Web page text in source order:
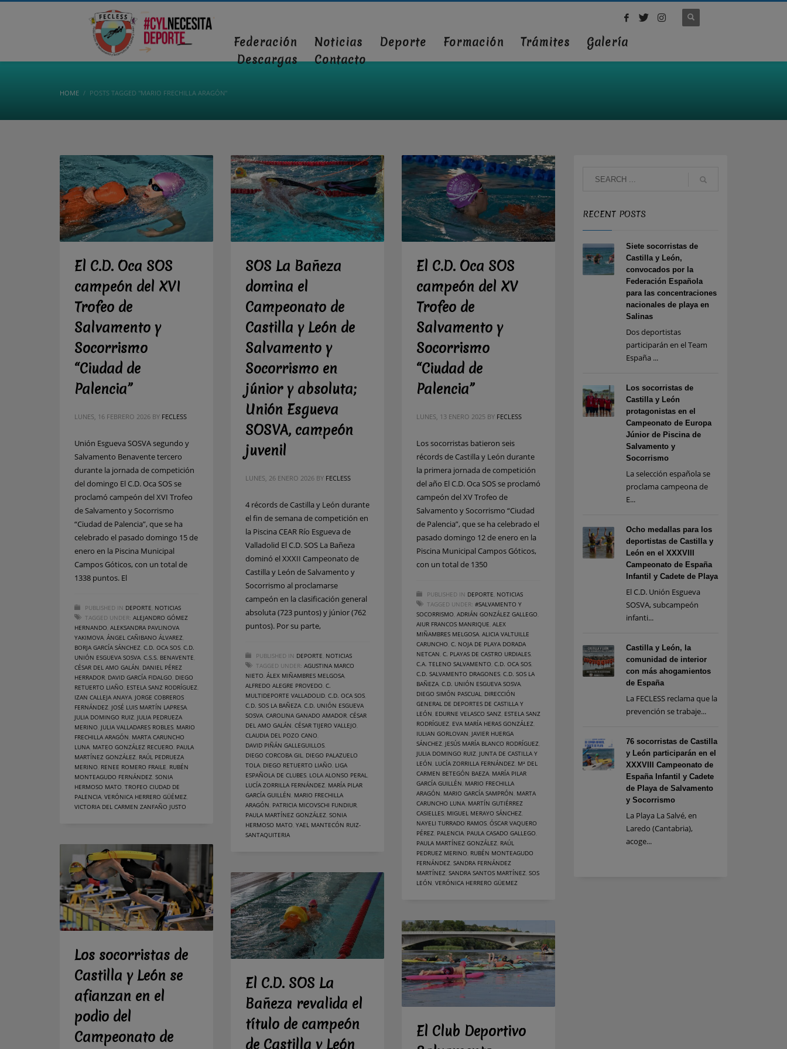
Federación Noticias Deporte Formación Trámites
Galería
Descargas
Contacto
HOME POSTS TAGGED "MARIO FRECHILLA ARAGÓN"
El C.D. Oca SOS
campeón del XVI
Trofeo de
Salvamento y
Socorrismo
“Ciudad de
Palencia”
LUNES, 16 FEBRERO 2026 BY FECLESS
Unión Esgueva SOSVA segundo y
Salvamento Benavente tercero
durante la jornada de competición
del domingo El C.D. Oca SOS se
proclamó campeón del XVI Trofeo
de Salvamento y Socorrismo
“Ciudad de Palencia”, que se ha
celebrado el pasado domingo 15 de
enero en la Piscina Municipal
Campos Góticos, con un total de
1338 puntos. El
PUBLISHED IN DEPORTE, NOTICIAS
TAGGED UNDER: ALEJANDRO GÓMEZ
HERNANDO, ALEKSANDRA PAVLINOVA
YAKIMOVA, ÁNGEL CAÑIBANO ÁLVAREZ,
BORJA GARCÍA SÁNCHEZ, C.D. OCA SOS, C.D.
UNIÓN ESGUEVA SOSVA, C.S.S. BENAVENTE,
CÉSAR DEL AMO GALÁN, DANIEL PÉREZ
HERRADOR, DAVID GARCÍA FIDALGO, DIEGO
RETUERTO LIAÑO, ESTELA SANZ RODRÍGUEZ,
IZAN CALLEJA ANAYA, JORGE COBREROS
FERNÁNDEZ, JOSÉ LUIS MARTÍN LAPRESA,
JULIA DOMINGO RUIZ, JULIA PEDRUEZA
MERINO, JULIA VALLADARES ROBLES, MARIO
FRECHILLA ARAGÓN, MARTA CARUNCHO
LUNA, MATEO GONZÁLEZ RECUERO, PAULA
MARTÍNEZ GONZÁLEZ, RAÚL PEDRUEZA
MERINO, RENEE ROMERO FRAILE, RUBÉN
MONTEAGUDO FERNÁNDEZ, SONIA
HERMOSO MATO, TROFEO CIUDAD DE
PALENCIA, VERÓNICA HERRERO GÜÉMEZ,
VICTORIA DEL CARMEN ZANFAÑO JUSTO
SOS La Bañeza
domina el
Campeonato de
Castilla y León de
Salvamento y
Socorrismo en
júnior y absoluta;
Unión Esgueva
SOSVA, campeón
juvenil
LUNES, 26 ENERO 2026 BY FECLESS
4 récords de Castilla y León durante
el fin de semana de competición en
la Piscina CEAR Río Esgueva de
Valladolid El C.D. SOS La Bañeza
dominó el XXXII Campeonato de
Castilla y León de Salvamento y
Socorrismo al proclamarse
campeón en la clasificación general
absoluta (723 puntos) y júnior (762
puntos). Por su parte,
PUBLISHED IN DEPORTE, NOTICIAS
TAGGED UNDER: AGUSTINA MARCO
NIETO, ÁLEX MIÑAMBRES MELGOSA,
ALFREDO ALEGRE PROVEDO, C.
MULTIDEPORTE VALLADOLID, C.D. OCA SOS,
C.D. SOS LA BAÑEZA, C.D. UNIÓN ESGUEVA
SOSVA, CAROLINA GANADO AMADOR, CÉSAR
DEL AMO GALÁN, CÉSAR TIJERO VALLEJO,
CLAUDIA DEL POZO CANO,
DAVID PIÑÁN GALLEGUILLOS,
DIEGO CORCOBA GIL, DIEGO PALAZUELO
TOLA, DIEGO RETUERTO LIAÑO, LIGA
ESPAÑOLA DE CLUBES, LOLA ALONSO PERAL,
LUCÍA ZORRILLA FERNÁNDEZ, MARÍA PILAR
GARCÍA GUILLÉN, MARIO FRECHILLA
ARAGÓN, PATRICIA MICOVSCHI FUNDIUR,
PAULA MARTÍNEZ GONZÁLEZ, SONIA
HERMOSO MATO, YAEL MANTECÓN RUIZ-
SANTAQUITERIA
El C.D. Oca SOS
campeón del XV
Trofeo de
Salvamento y
Socorrismo
“Ciudad de
Palencia”
LUNES, 13 ENERO 2025 BY FECLESS
Los socorristas batieron seis
récords de Castilla y León durante
la primera jornada de competición
del año El C.D. Oca SOS se proclamó
campeón del XV Trofeo de
Salvamento y Socorrismo “Ciudad
de Palencia”, que se ha celebrado el
pasado domingo 12 de enero en la
Piscina Municipal Campos Góticos,
con un total de 1350
PUBLISHED IN DEPORTE, NOTICIAS
TAGGED UNDER: #SALVAMENTO Y
SOCORRISMO, ADRIÁN GONZÁLEZ GALLEGO,
AIUR FRANCOS MANRIQUE, ALEX
MIÑAMBRES MELGOSA, ALICIA VALTUILLE
CARUNCHO, C. NOJA DE PLAYA DORADA
NETCAN, C. PLAYAS DE CASTRO URDIALES,
C.A. TELENO SALVAMENTO, C.D. OCA SOS,
C.D. SALVAMENTO DRAGONES, C.D. SOS LA
BAÑEZA, C.D. UNIÓN ESGUEVA SOSVA,
DIEGO SIMÓN PASCUAL, DIRECCIÓN
GENERAL DE DEPORTES DE CASTILLA Y
LEÓN, EDURNE VELASCO SANZ, ESTELA SANZ
RODRÍGUEZ, EVA MARÍA HERAS GONZÁLEZ,
IULIAN GORLOVAN, JAVIER HUERGA
SÁNCHEZ, JESÚS MARÍA BLANCO RODRÍGUEZ,
JULIA DOMINGO RUIZ, JUNTA DE CASTILLA Y
LEÓN, LUCÍA ZORRILLA FERNÁNDEZ, Mª DEL
CARMEN BETEGÓN BAEZA, MARÍA PILAR
GARCÍA GUILLÉN, MARIO FRECHILLA
ARAGÓN, MARIO GARCÍA SAMPRÓN, MARTA
CARUNCHO LUNA, MARTÍN GUTIÉRREZ
CASIELLES, MIGUEL MERAYO SÁNCHEZ,
NAYELI TURRADO RAMOS, ÓSCAR VAQUERO
PÉREZ, PALENCIA, PAULA CASADO GALLEGO,
PAULA MARTÍNEZ GONZÁLEZ, RAÚL
PEDRUEZ MERINO, RUBÉN MONTEAGUDO
FERNÁNDEZ, SANDRA FERNÁNDEZ
MARTÍNEZ, SANDRA SANTOS MARTÍNEZ, SOS
LEÓN, VERÓNICA HERRERO GÜEMEZ
Los socorristas de
Castilla y León se
afianzan en el
podio del
Campeonato de
El C.D. SOS La
Bañeza revalida el
título de campeón
de Castilla y León
El Club Deportivo
RECENT POSTS
Siete socorristas de
Castilla y León,
convocados por la
Federación Española
para las concentraciones
nacionales de playa en
Salinas
Dos deportistas
participarán en el Team
España ...
Los socorristas de
Castilla y León
protagonistas en el
Campeonato de Europa
Júnior de Piscina de
Salvamento y
Socorrismo
La selección española se
proclama campeona de
E...
Ocho medallas para los
deportistas de Castilla y
León en el XXXVIII
Campeonato de España
Infantil y Cadete de Playa
El C.D. Unión Esgueva
SOSVA, subcampeón
infanti...
Castilla y León, la
comunidad de interior
con más ahogamientos
de España
La FECLESS reclama que la
prevención se trabaje...
76 socorristas de Castilla
y León participarán en el
XXXVIII Campeonato de
España Infantil y Cadete
de Playa de Salvamento
y Socorrismo
La Playa La Salvé, en
Laredo (Cantabria),
acoge...